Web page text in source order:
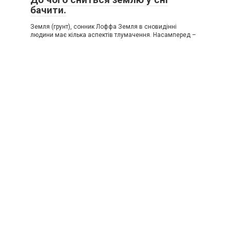
бачити.
Земля (грунт), сонник Лоффа Земля в сновидінні
людини має кілька аспектів тлумачення. Насамперед –